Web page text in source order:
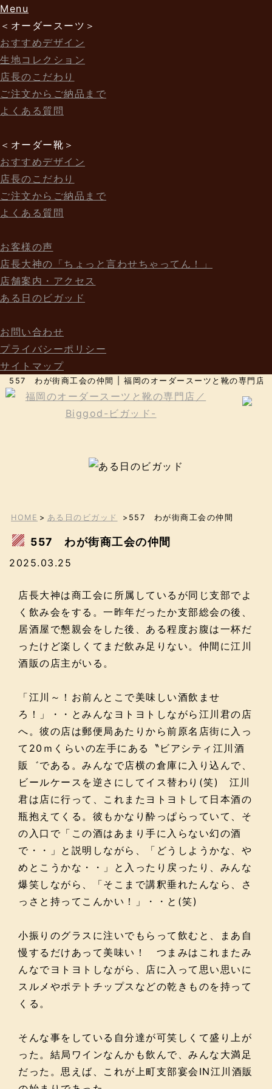
Menu
＜オーダースーツ＞
おすすめデザイン
生地コレクション
店長のこだわり
ご注文からご納品まで
よくある質問
＜オーダー靴＞
おすすめデザイン
店長のこだわり
ご注文からご納品まで
よくある質問
お客様の声
店長大神の「ちょっと言わせちゃってん！」
店舗案内・アクセス
ある日のビガッド
お問い合わせ
プライバシーポリシー
サイトマップ
557 わが街商工会の仲間 | 福岡のオーダースーツと靴の専門店
HOME > ある日のビガッド >557 わが街商工会の仲間
557 わが街商工会の仲間
2025.03.25
店長大神は商工会に所属しているが同じ支部でよ
く飲み会をする。一昨年だったか支部総会の後、
居酒屋で懇親会をした後、ある程度お腹は一杯だ
ったけど楽しくてまだ飲み足りない。仲間に江川
酒販の店主がいる。
「江川～！お前んとこで美味しい酒飲ませ
ろ！」・・とみんなヨトヨトしながら江川君の店
へ。彼の店は郵便局あたりから前原名店街に入っ
て20ｍくらいの左手にある〝ビアシティ江川酒
販゛である。みんなで店横の倉庫に入り込んで、
ビールケースを逆さにしてイス替わり(笑) 江川
君は店に行って、これまたヨトヨトして日本酒の
瓶抱えてくる。彼もかなり酔っぱらっていて、そ
の入口で「この酒はあまり手に入らない幻の酒
で・・」と説明しながら、「どうしようかな、や
めとこうかな・・」と入ったり戻ったり、みんな
爆笑しながら、「そこまで講釈垂れたんなら、さ
っさと持ってこんかい！」・・と(笑)
小振りのグラスに注いでもらって飲むと、まあ自
慢するだけあって美味い！ つまみはこれまたみ
んなでヨトヨトしながら、店に入って思い思いに
スルメやポテトチップスなどの乾きものを持って
くる。
そんな事をしている自分達が可笑しくて盛り上が
った。結局ワインなんかも飲んで、みんな大満足
だった。思えば、これが上町支部宴会IN江川酒販